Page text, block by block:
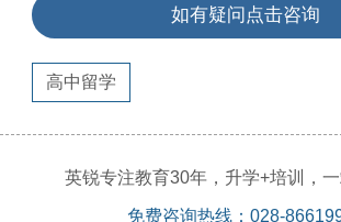
如有疑问点击咨询
高中留学
英锐专注教育30年，升学+培训，一
免费咨询热线：028-